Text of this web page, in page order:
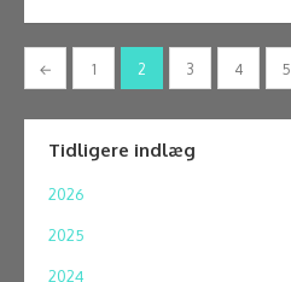
Indlægsinddeling
← 1 2 3 4 5
Tidligere indlæg
2026
2025
2024